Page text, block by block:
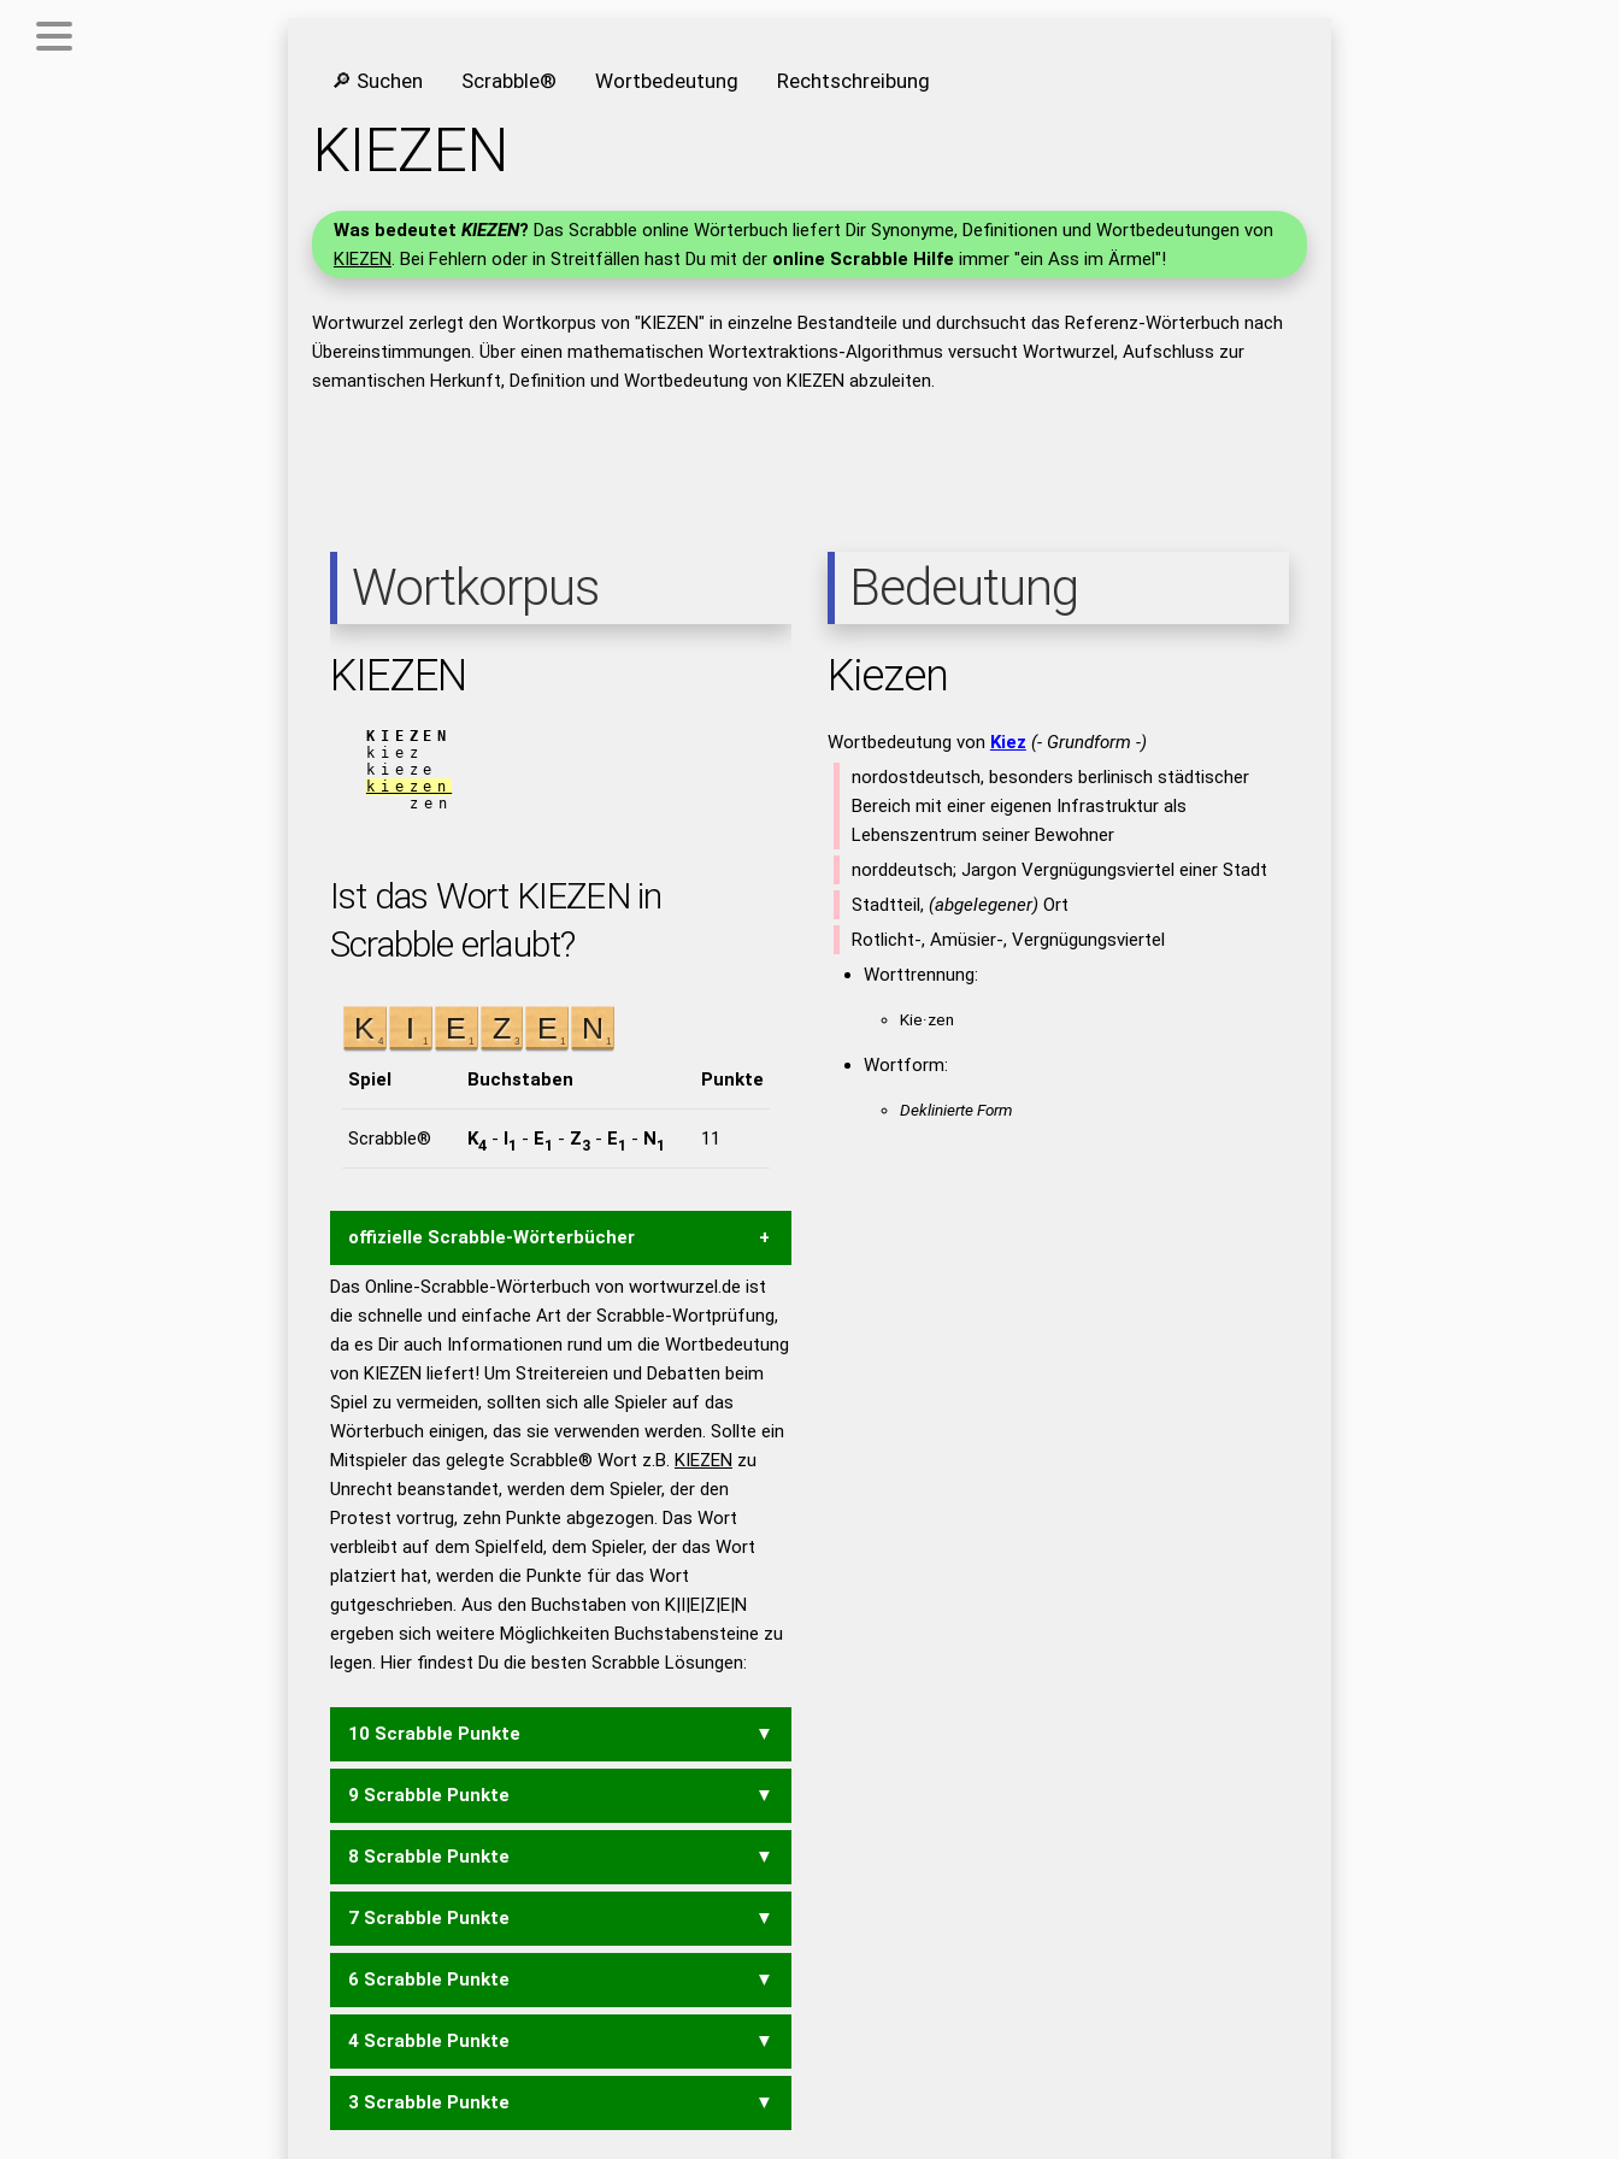
🔎 Suchen Scrabble® Wortbedeutung Rechtschreibung
KIEZEN
Was bedeutet KIEZEN? Das Scrabble online Wörterbuch liefert Dir Synonyme, Definitionen und Wortbedeutungen von
KIEZEN. Bei Fehlern oder in Streitfällen hast Du mit der online Scrabble Hilfe immer "ein Ass im Ärmel"!
Wortwurzel zerlegt den Wortkorpus von "KIEZEN" in einzelne Bestandteile und durchsucht das Referenz-Wörterbuch nach
Übereinstimmungen. Über einen mathematischen Wortextraktions-Algorithmus versucht Wortwurzel, Aufschluss zur
semantischen Herkunft, Definition und Wortbedeutung von KIEZEN abzuleiten.
Wortkorpus
KIEZEN
KIEZEN
kiez
kieze
kiezen
zen
Ist das Wort KIEZEN in
Scrabble erlaubt?
Spiel Buchstaben Punkte
Scrabble® K4 - I1 - E1 - Z3- E1 - N1 11
offizielle Scrabble-Wörterbücher
Wortwurzel liefert mit Hilfe eines semantischen
Wortanalyse-Algorithmus gute Anhaltspunkte zu
Wortbedeutung, Worttrennung und Wortform, um die
Gültigkeit eines Wortes für das Scrabble-Spiel zu
bestimmen! zugelassene Turnier Scrabble-
Wörterbücher sind:
Duden – Standardwerk in 12
Bänden
Duden – Richtiges und gutes
Deutsch
Duden – Die deutsche Grammatik
Duden – Deutsches
Universalwörterbuch
Das Online-Scrabble-Wörterbuch von wortwurzel.de ist
die schnelle und einfache Art der Scrabble-Wortprüfung,
da es Dir auch Informationen rund um die Wortbedeutung
von KIEZEN liefert! Um Streitereien und Debatten beim
Spiel zu vermeiden, sollten sich alle Spieler auf das
Wörterbuch einigen, das sie verwenden werden. Sollte ein
Mitspieler das gelegte Scrabble® Wort z.B. KIEZEN zu
Unrecht beanstandet, werden dem Spieler, der den
Protest vortrug, zehn Punkte abgezogen. Das Wort
verbleibt auf dem Spielfeld, dem Spieler, der das Wort
platziert hat, werden die Punkte für das Wort
gutgeschrieben. Aus den Buchstaben von K|I|E|Z|E|N
ergeben sich weitere Möglichkeiten Buchstabensteine zu
legen. Hier findest Du die besten Scrabble Lösungen:
10 Scrabble Punkte
ZINKE
9 Scrabble Punkte
ZINK
8 Scrabble Punkte
KEINE
7 Scrabble Punkte
KEIN KIEN KNIE ZEINE
6 Scrabble Punkte
KEN KIN KNI
4 Scrabble Punkte
EINE
3 Scrabble Punkte
Bedeutung
Kiezen
Wortbedeutung von Kiez (- Grundform -)
nordostdeutsch, besonders berlinisch städtischer
Bereich mit einer eigenen Infrastruktur als
Lebenszentrum seiner Bewohner
norddeutsch; Jargon Vergnügungsviertel einer Stadt
Stadtteil, (abgelegener) Ort
Rotlicht-, Amüsier-, Vergnügungsviertel
Worttrennung:
Kie·zen
Wortform:
Deklinierte Form